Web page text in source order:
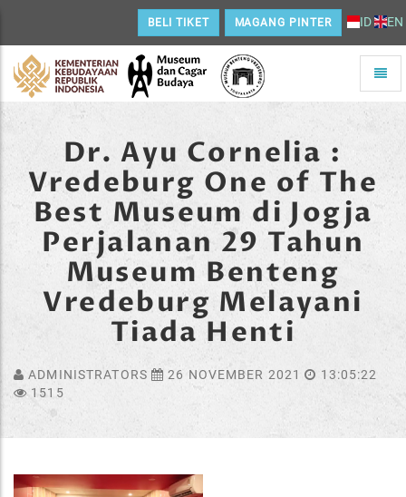
BELI TIKET MAGANG PINTER ID EN
Home
Toggle
Dr. Ayu Cornelia :
Vredeburg One of The
Best Museum di Jogja
Perjalanan 29 Tahun
Museum Benteng
Vredeburg Melayani
Tiada Henti
ADMINISTRATORS 26 NOVEMBER 2021
13:05:22
1515